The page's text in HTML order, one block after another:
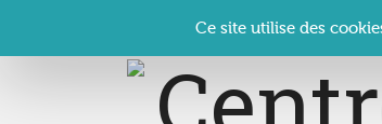
Contact Se connecter |
Ce site utilise des